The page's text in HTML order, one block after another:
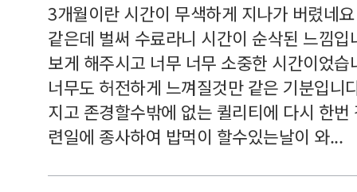
3개월이란 시간이 무색하게 지나가 버렸네
같은데 벌써 수료라니 시간이 순삭된 느낌
보게 해주시고 너무 너무 소중한 시간이었
너무도 허전하게 느껴질것만 같은 기분입니
지고 존경할수밖에 없는 퀼리티에 다시 한
련일에 종사하여 밥먹이 할수있는날이 와...